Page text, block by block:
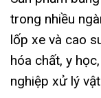
trong nhiều
lốp xe và cao
hóa chất, y
nghiệp xử lý vật